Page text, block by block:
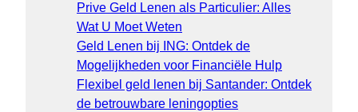
Prive Geld Lenen als Particulier: Alles
Wat U Moet Weten
Geld Lenen bij ING: Ontdek de
Mogelijkheden voor Financiële Hulp
Flexibel geld lenen bij Santander: Ontdek
de betrouwbare leningopties